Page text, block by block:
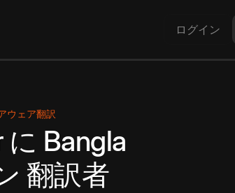
ログイン
ウェア翻訳
に Bangla
翻訳者